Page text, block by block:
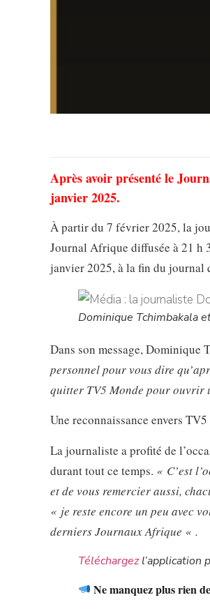
Après avoir présenté le
janvier 2025.
À partir du 7 février 2025, la
Journal Afrique diffusée à 21 h
janvier 2025, à la fin du journal
Dominique Tchimbakala
Dans son message, Dominique
personnel pour vous dire
quitter TV5 Monde pour ouvrir
Une reconnaissance envers
La journaliste a profité de
durant tout ce temps. « C’est
et de vous remercier aussi,
« je reste encore un peu avec
derniers Journaux Afrique « .
Téléchargezl’application
Ne manquez plus rien